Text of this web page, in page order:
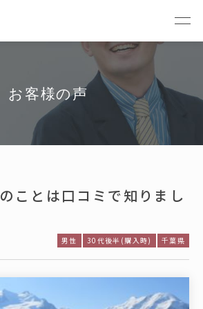
お客様の声
ことは口コミで知りまし
男性 30代後半(購入時) 千葉県